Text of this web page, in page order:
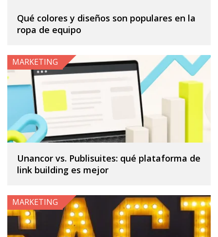
Qué colores y diseños son populares en la
ropa de equipo
Unancor vs. Publisuites: qué plataforma de
link building es mejor
MARKETING
MARKETING